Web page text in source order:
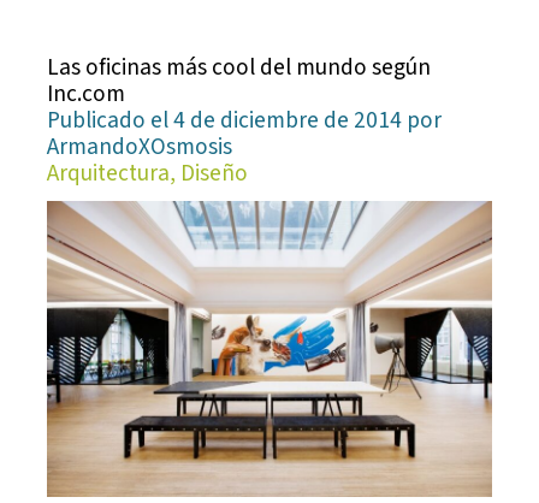
Las oficinas más cool del mundo según
Inc.com
Publicado el 4 de diciembre de 2014 por
ArmandoXOsmosis
Arquitectura, Diseño